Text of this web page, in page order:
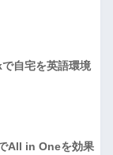
自宅を英語環境
All in Oneを効果